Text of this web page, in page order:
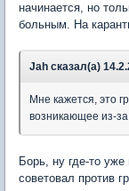
начинается, но
больным. На
Jah сказал(а)
Мне кажется, это
возникающее из-за
Борь, ну где-то
советовал против